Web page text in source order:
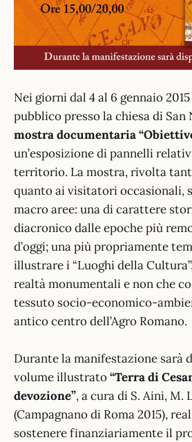
Nei giorni dal 4 al 6 gennaio
pubblico presso la chiesa di San
mostra documentaria
un’esposizione di pannelli
territorio. La mostra, rivolta
quanto ai visitatori occasionali,
macro aree: una di carattere
diacronico dalle epoche più
d’oggi; una più propriamente
illustrare i “Luoghi della
realtà monumentali e non che
tessuto socio-economico-
antico centro dell’Agro Romano.
Durante la manifestazione sarà
volume illustrato“Terra di
devozione”, a cura di S. Aini, M.
(Campagnano di Roma 2015),
sostenere finanziariamente il